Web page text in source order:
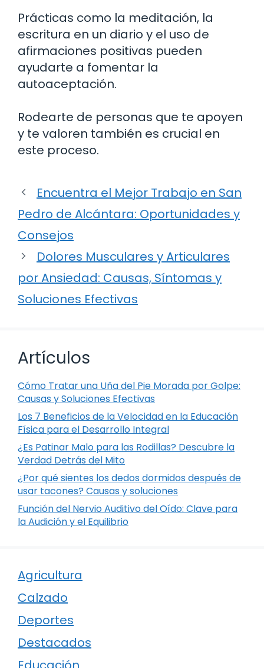
Prácticas como la meditación, la
escritura en un diario y el uso de
afirmaciones positivas pueden
ayudarte a fomentar la
autoaceptación.
Rodearte de personas que te apoyen
y te valoren también es crucial en
este proceso.
Encuentra el Mejor Trabajo en San
Pedro de Alcántara: Oportunidades y
Consejos
Dolores Musculares y Articulares
por Ansiedad: Causas, Síntomas y
Soluciones Efectivas
Artículos
Cómo Tratar una Uña del Pie Morada por Golpe:
Causas y Soluciones Efectivas
Los 7 Beneficios de la Velocidad en la Educación
Física para el Desarrollo Integral
¿Es Patinar Malo para las Rodillas? Descubre la
Verdad Detrás del Mito
¿Por qué sientes los dedos dormidos después de
usar tacones? Causas y soluciones
Función del Nervio Auditivo del Oído: Clave para
la Audición y el Equilibrio
Agricultura
Calzado
Deportes
Destacados